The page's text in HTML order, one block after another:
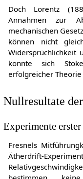
Doch Lorentz
Annahmen zur
mechanischen
können nicht
Widersprüchlichkeit
konnte sich
erfolgreicher
Nullresultate
Experimente
Fresnels
Ätherdrift-